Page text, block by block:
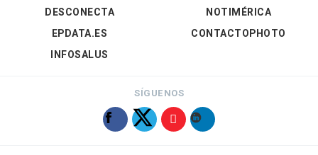
DESCONECTA
EPDATA.ES
INFOSALUS
NOTIMÉRICA
CONTACTOPHOTO
SÍGUENOS